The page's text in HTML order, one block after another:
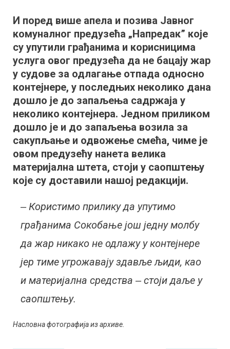
жар
и
неохлађен
–
из
ЈКП
„Напредак”
И поред више апела и позива Јавног
комуналног предузећа „Напредак” које
су упутили грађанима и корисницима
услуга овог предузећа да не бацају жар
у судове за одлагање отпада односно
контејнере, у последњих неколико дана
дошло је до запаљења садржаја у
неколико контејнера. Једном приликом
дошло је и до запаљења возила за
сакупљање и одвожење смећа, чиме је
овом предузећу нанета велика
материјална штета, стоји у саопштењу
које су доставили нашој редакцији.
‒ Користимо прилику да упутимо
грађанима Сокобање још једну молбу
да жар никако не одлажу у контејнере
јер тиме угрожавају здавље љиди, као
и материјална средства ‒ стоји даље у
саопштењу.
Насловна фотографија из архиве.